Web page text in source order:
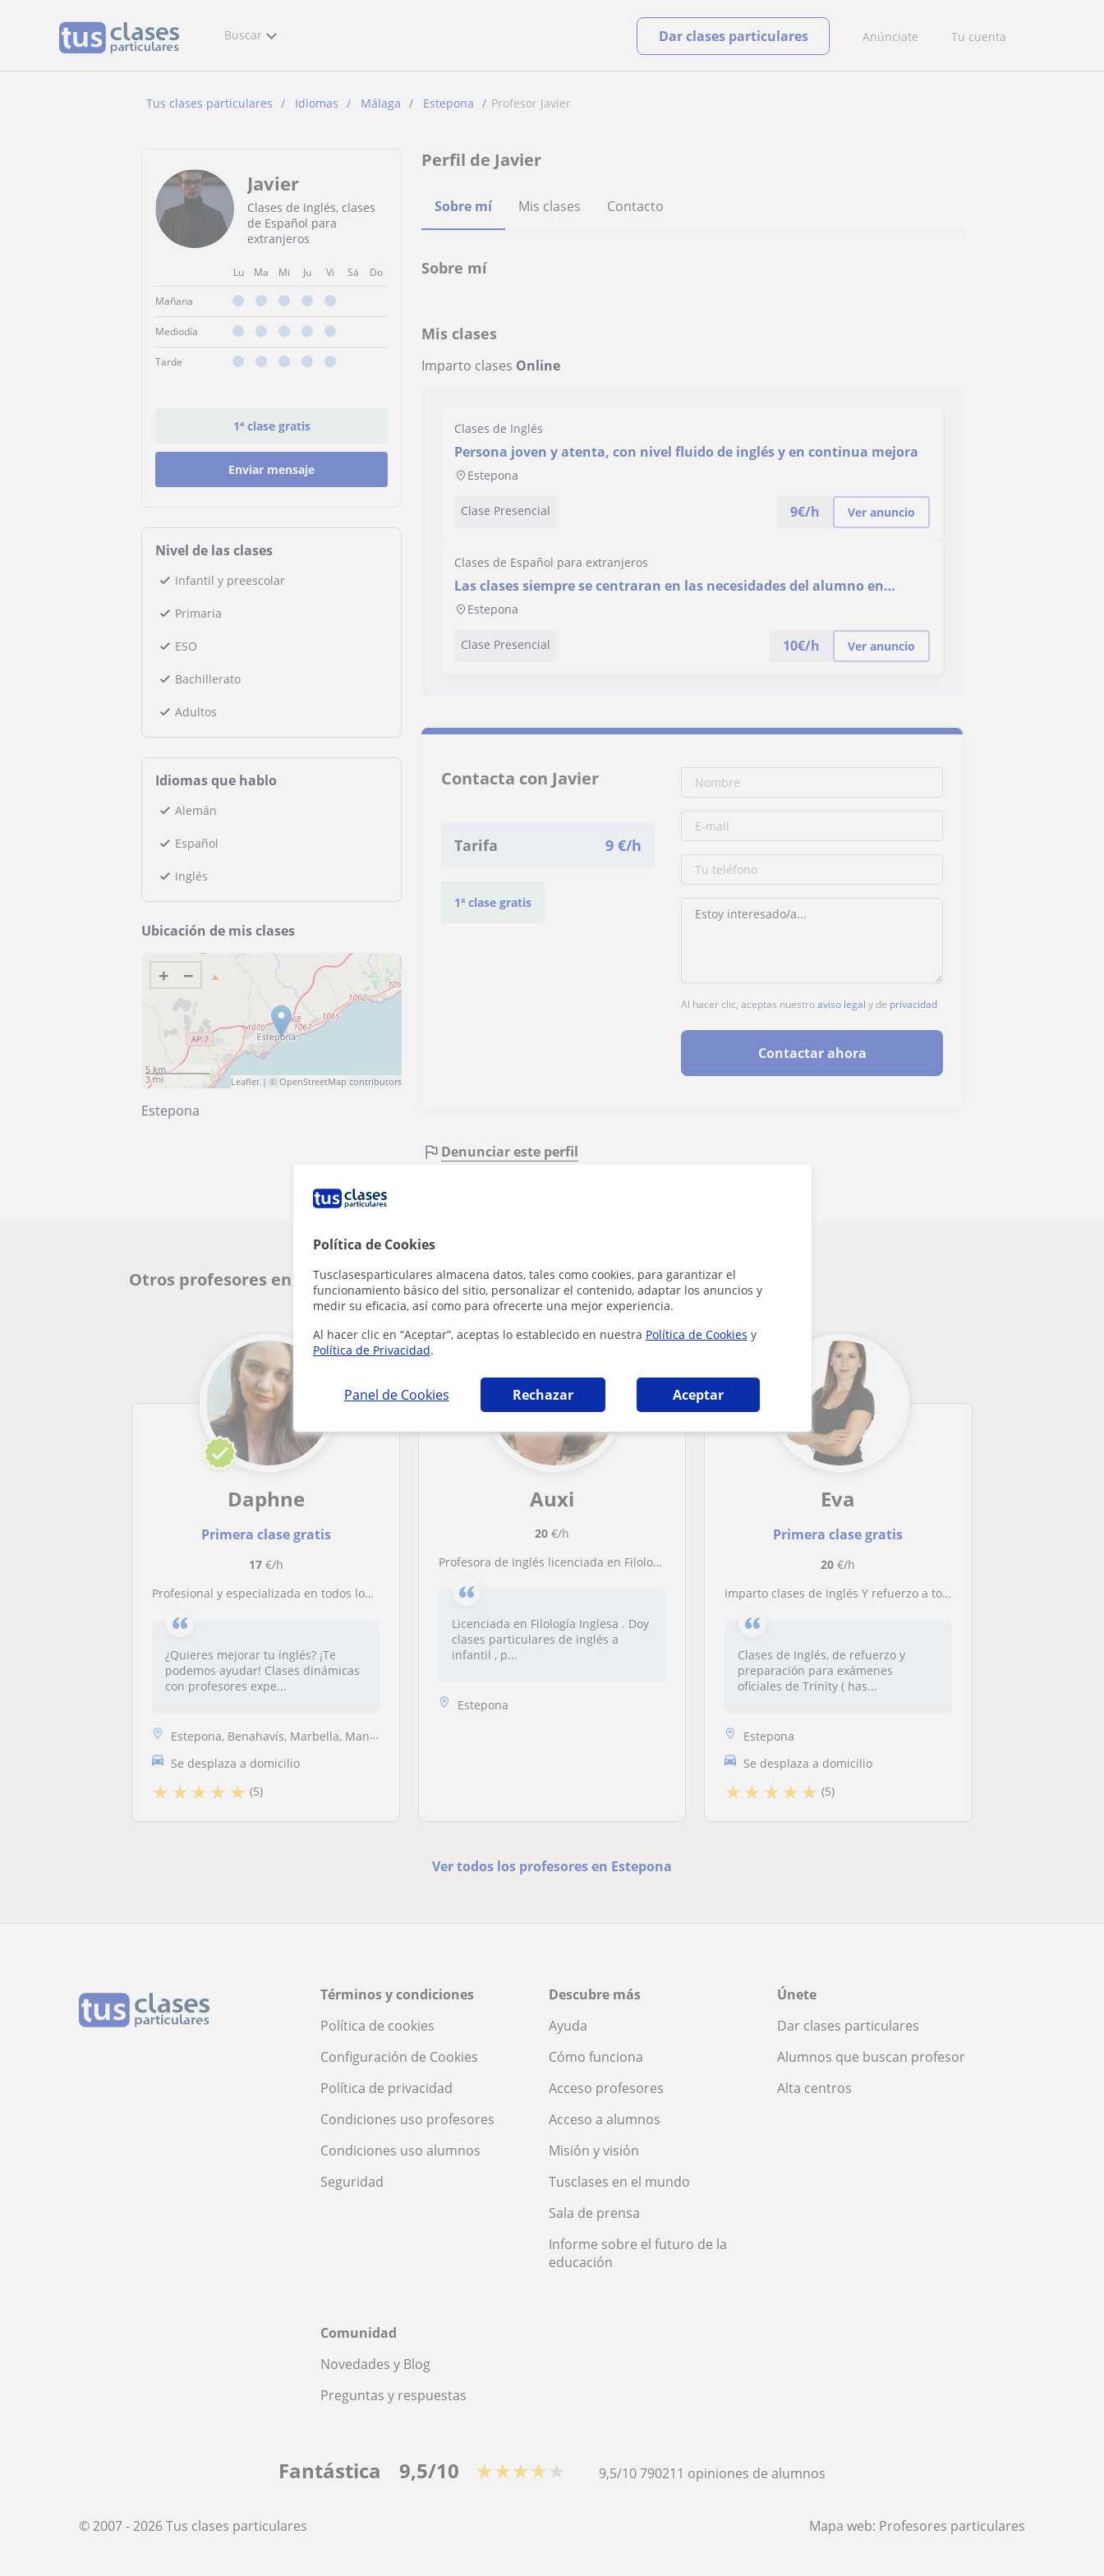
Política de Cookies
Tusclasesparticulares almacena datos, tales como cookies, para garantizar el
funcionamiento básico del sitio, personalizar el contenido, adaptar los anuncios y
medir su eficacia, así como para ofrecerte una mejor experiencia.
Al hacer clic en “Aceptar”, aceptas lo establecido en nuestra Política de Cookies y
Política de Privacidad.
Panel de Cookies Rechazar Aceptar
Buscar Anúnciate Tu cuenta
Dar clases particulares
Tus clases particulares Idiomas Málaga Estepona Profesor Javier
Javier
Clases de Inglés, clases
de Español para
extranjeros
Lu Ma Mi Ju Vi Sá Do
Mañana
Mediodía
Tarde
1ª clase gratis
Enviar mensaje
Nivel de las clases
Infantil y preescolar
Primaria
ESO
Bachillerato
Adultos
Idiomas que hablo
Alemán
Español
Inglés
Ubicación de mis clases
+ −
5 km
3 mi
Leaflet | ©OpenStreetMap contributors
Estepona
Perfil de Javier
Sobre mí Mis clases Contacto
Sobre mí
Mis clases
Imparto clases Online
Clases de Inglés
Persona joven y atenta, con nivel fluido de inglés y en continua mejora
Estepona
Clase Presencial 9€/h Ver anuncio
Clases de Español para extranjeros
Las clases siempre se centraran en las necesidades del alumno en
cuestión
Estepona
Clase Presencial 10€/h Ver anuncio
Contacta con Javier
Tarifa 9 €/h
1ª clase gratis
Al hacer clic, aceptas nuestroaviso legal y de privacidad
Contactar ahora
Denunciar este perfil
Otros profesores en Estepona que pueden interesarte
Daphne
Primera clase gratis
17€/h
Profesional y especializada en todos los niveles de inglés
¿Quieres mejorar tu inglés? ¡Te
podemos ayudar! Clases dinámicas
con profesores expe...
Estepona, Benahavís, Marbella, Manilva
Se desplaza a domicilio
★ ★★★ ★ (5)
Auxi
20€/h
Profesora de Inglés licenciada en Filología Inglesa
Licenciada en Filología Inglesa . Doy
clases particulares de inglés a
infantil , p...
Estepona
Eva
Primera clase gratis
20 €/h
Imparto clases de Inglés Y refuerzo a todos los niveles y preparo para exámenes de Trinity A2-A1 y B1-B2. Docente con más de 10 años de experiencia demostrable en todos los sectores ( público y privado)
Clases de Inglés, de refuerzo y
preparación para exámenes
oficiales de Trinity ( has...
Estepona
Se desplaza a domicilio
★★ ★★★ (5)
Ver todos los profesores en Estepona
Términos y condiciones
Política de cookies
Configuración de Cookies
Política de privacidad
Condiciones uso profesores
Condiciones uso alumnos
Seguridad
Descubre más
Ayuda
Cómo funciona
Acceso profesores
Acceso a alumnos
Misión y visión
Tusclases en el mundo
Sala de prensa
Informe sobre el futuro de la
educación
Únete
Dar clases particulares
Alumnos que buscan profesor
Alta centros
Comunidad
Novedades y Blog
Preguntas y respuestas
Fantástica 9,5/10 ★★★★★ 9,5/10790211 opiniones de alumnos
© 2007 - 2026 Tus clases particulares Mapa web: Profesores particulares